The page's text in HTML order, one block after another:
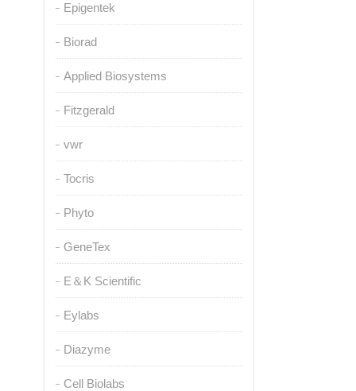
Epigentek
Biorad
Applied Biosystems
Fitzgerald
vwr
Tocris
Phyto
GeneTex
E＆K Scientific
Eylabs
Diazyme
Cell Biolabs